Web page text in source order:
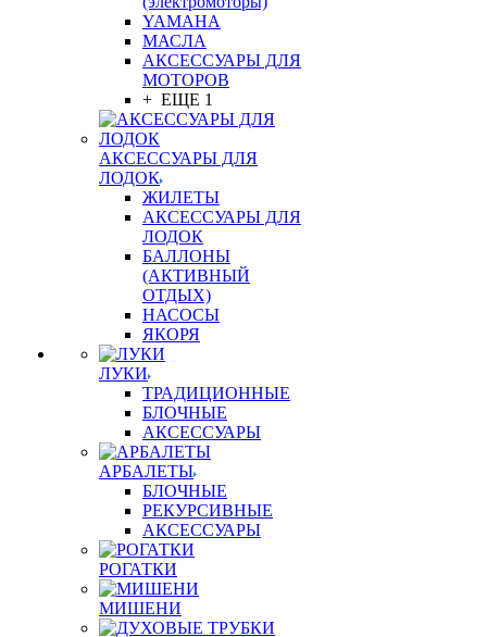
YAMAHA
МАСЛА
АКСЕССУАРЫ ДЛЯ
МОТОРОВ
+ ЕЩЕ 1
АКСЕССУАРЫ ДЛЯ
ЛОДОК
ЖИЛЕТЫ
АКСЕССУАРЫ ДЛЯ
ЛОДОК
БАЛЛОНЫ
(АКТИВНЫЙ
ОТДЫХ)
НАСОСЫ
ЯКОРЯ
ЛУКИ
ТРАДИЦИОННЫЕ
БЛОЧНЫЕ
АКСЕССУАРЫ
АРБАЛЕТЫ
БЛОЧНЫЕ
РЕКУРСИВНЫЕ
АКСЕССУАРЫ
РОГАТКИ
МИШЕНИ